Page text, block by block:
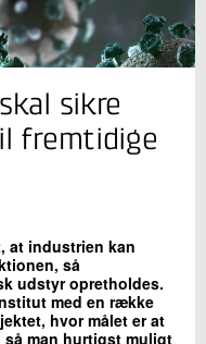
sikre
fremtidige
at industrien kan
så
udstyr opretholdes.
med en række
hvor målet er at
man hurtigst muligt